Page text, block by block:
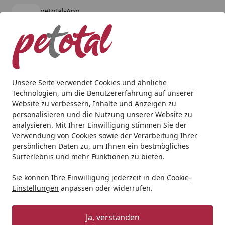
Unsere Seite verwendet Cookies und ähnliche
Technologien, um die Benutzererfahrung auf unserer
Website zu verbessern, Inhalte und Anzeigen zu
personalisieren und die Nutzung unserer Website zu
analysieren. Mit Ihrer Einwilligung stimmen Sie der
Verwendung von Cookies sowie der Verarbeitung Ihrer
persönlichen Daten zu, um Ihnen ein bestmögliches
Surferlebnis und mehr Funktionen zu bieten.
Sie können Ihre Einwilligung jederzeit in den Cookie-
Einstellungen anpassen oder widerrufen.
Ja, verstanden
petotal-App
kostenlos - Im App Store
Alle Produkte
Mein Konto
Suchen
Startseite
Aquaristik Aquarien Aquarium mit Unterschrank
Red Sea REEFER™ 170 G2+ Deluxe
System